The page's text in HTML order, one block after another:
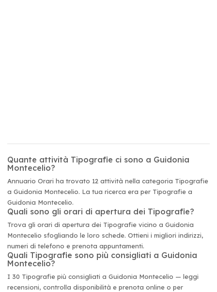
Quante attività Tipografie ci sono a Guidonia
Montecelio?
Annuario Orari ha trovato 12 attività nella categoria Tipografie
a Guidonia Montecelio. La tua ricerca era per Tipografie a
Guidonia Montecelio.
Quali sono gli orari di apertura dei Tipografie?
Trova gli orari di apertura dei Tipografie vicino a Guidonia
Montecelio sfogliando le loro schede. Ottieni i migliori indirizzi,
numeri di telefono e prenota appuntamenti.
Quali Tipografie sono più consigliati a Guidonia
Montecelio?
I 30 Tipografie più consigliati a Guidonia Montecelio — leggi
recensioni, controlla disponibilità e prenota online o per